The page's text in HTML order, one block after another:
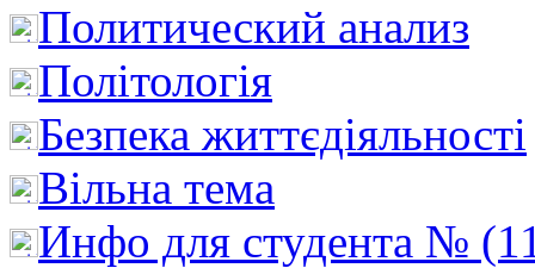
Политический анализ
Політологія
Безпека життєдіяльності
Вільна тема
Инфо для студента №